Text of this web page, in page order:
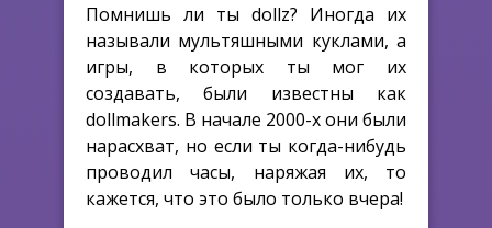
Помнишь ли ты dollz? Иногда их
называли мультяшными куклами, а
игры, в которых ты мог их
создавать, были известны как
dollmakers. В начале 2000-х они были
нарасхват, но если ты когда-нибудь
проводил часы, наряжая их, то
кажется, что это было только вчера!